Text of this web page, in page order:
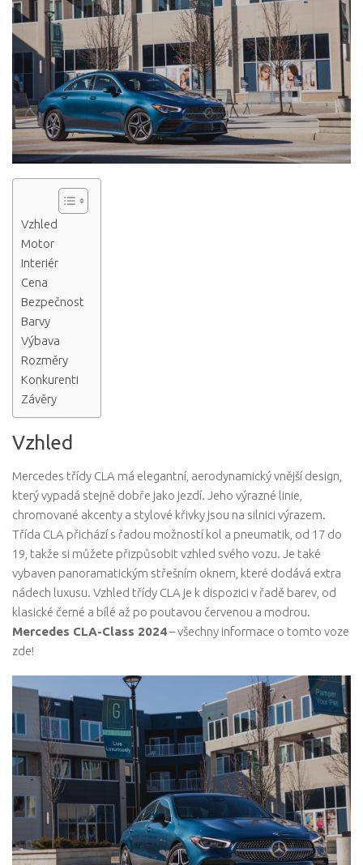
Vzhled
Motor
Interiér
Cena
Bezpečnost
Barvy
Výbava
Rozměry
Konkurenti
Závěry
Vzhled
Mercedes třídy CLA má elegantní, aerodynamický vnější design,
který vypadá stejně dobře jako jezdí. Jeho výrazné linie,
chromované akcenty a stylové křivky jsou na silnici výrazem.
Třída CLA přichází s řadou možností kol a pneumatik, od 17 do
19, takže si můžete přizpůsobit vzhled svého vozu. Je také
vybaven panoramatickým střešním oknem, které dodává extra
nádech luxusu. Vzhled třídy CLA je k dispozici v řadě barev, od
klasické černé a bílé až po poutavou červenou a modrou.
Mercedes CLA-Class 2024– všechny informace o tomto voze
zde!